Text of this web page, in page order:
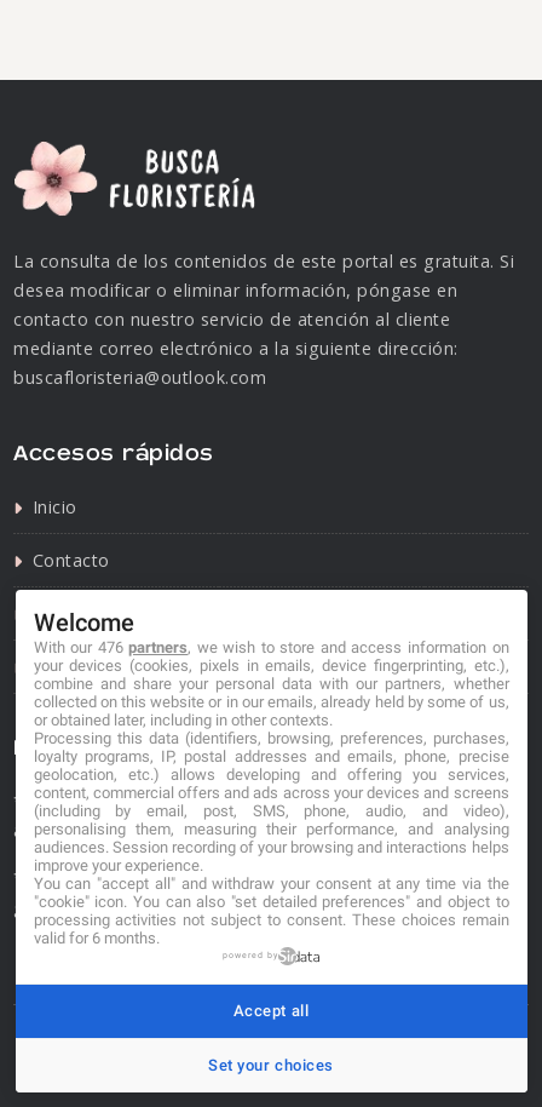
La consulta de los contenidos de este portal es gratuita. Si
desea modificar o eliminar información, póngase en
contacto con nuestro servicio de atención al cliente
mediante correo electrónico a la siguiente dirección:
buscafloristeria@outlook.com
Accesos rápidos
Inicio
Contacto
Política de privacidad
Política de cookies
Información de contacto
*No se garantiza que los datos mostrados estén
actualizados.
** Los precios mostrados son estimaciones y no se
garantiza su veracidad.
© 2026. buscafloristeria.com
Welcome
With our 476partners, we wish to store and access information on
your devices (cookies, pixels in emails, device fingerprinting, etc.),
combine and share your personal data with our partners, whether
collected on this website or in our emails, already held by some of us,
or obtained later, including in other contexts.
Processing this data (identifiers, browsing, preferences, purchases,
loyalty programs, IP, postal addresses and emails, phone, precise
geolocation, etc.) allows developing and offering you services,
content, commercial offers and ads across your devices and screens
(including by email, post, SMS, phone, audio, and video),
personalising them, measuring their performance, and analysing
audiences. Session recording of your browsing and interactions helps
improve your experience.
You can "accept all" and withdraw your consent at any time via the
"cookie" icon. You can also "set detailed preferences" and object to
processing activities not subject to consent. These choices remain
valid for 6 months.
powered by
Set your choices
Accept all